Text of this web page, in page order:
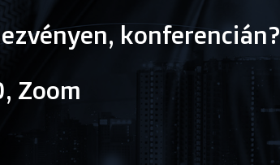
konferencián?
Zoom